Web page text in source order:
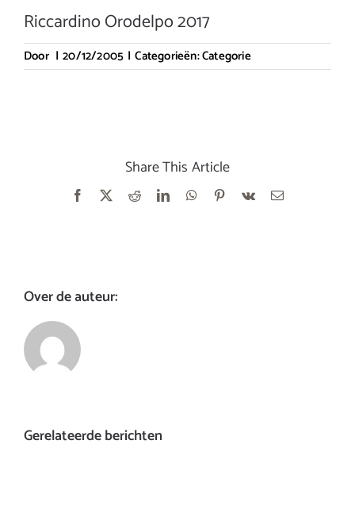
Mousserend
Riccardino Orodelpo 2017
Door | 20/12/2005 | Categorieën:Categorie
Share This Article
Facebook RedditLinkedInWhatsApp
Pinterest
Vk
E-
Over de auteur:
Gerelateerde berichten